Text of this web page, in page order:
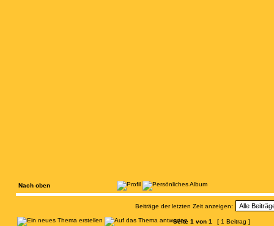
Nach oben
Beiträge der letzten Zeit anzeigen:
Seite 1 von 1 [ 1 Beitrag ]